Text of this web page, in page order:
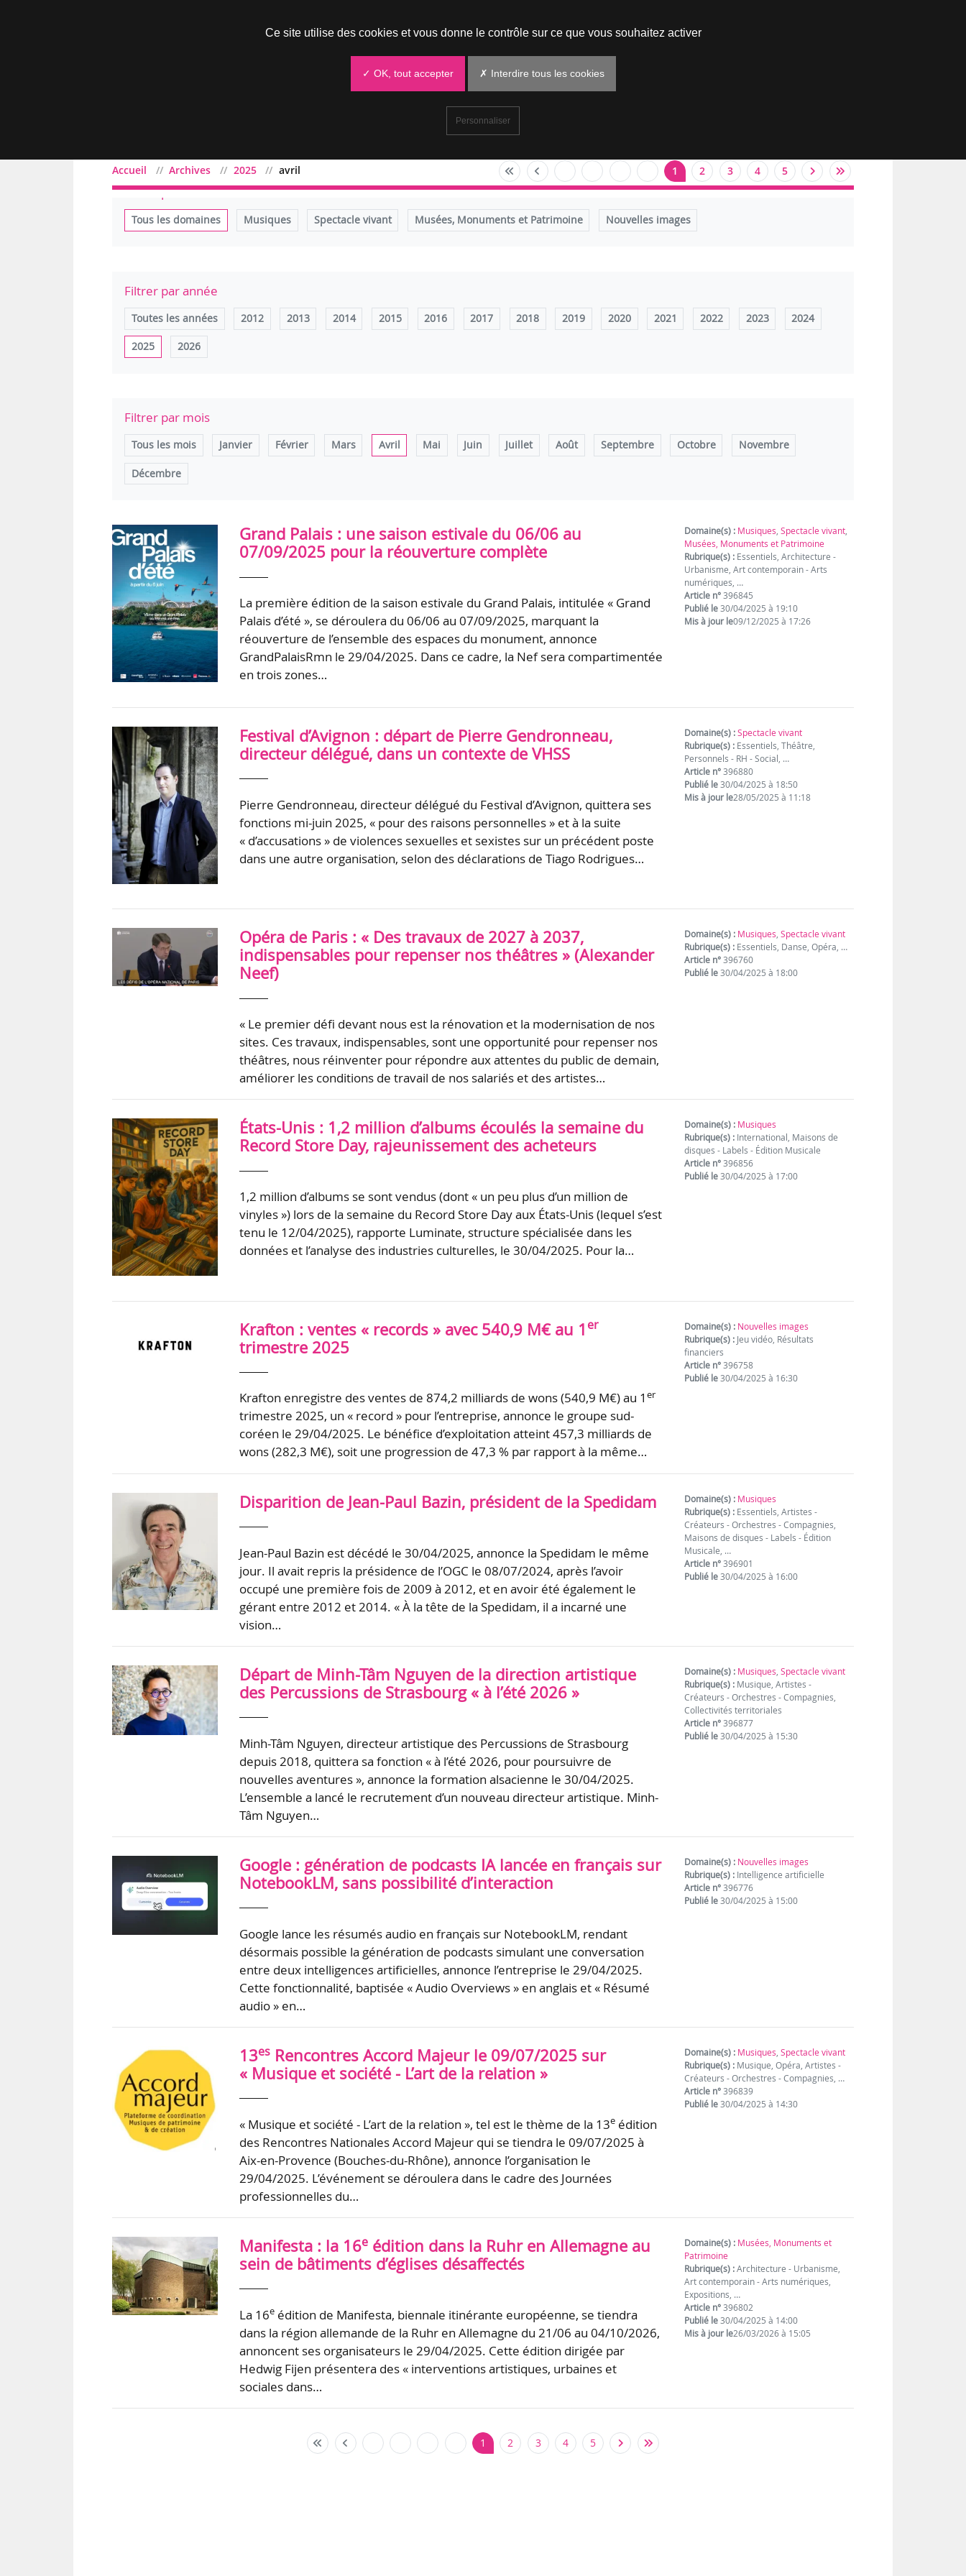
Accueil Archives 2025 avril 1 2 3 4 5
Filtrer par domaine
Tous les domaines Musiques Spectacle vivant Musées, Monuments et Patrimoine Nouvelles images
Filtrer par année
Toutes les années 2012 2013 2014 2015 2016 2017 2018 2019 2020 2021 2022 2023 2024
2025 2026
Filtrer par mois
Tous les mois Janvier Février Mars Avril Mai Juin Juillet Août Septembre Octobre Novembre
Décembre
Grand Palais : une saison estivale du 06/06 au
07/09/2025 pour la réouverture complète
La première édition de la saison estivale du Grand Palais, intitulée « Grand
Palais d’été », se déroulera du 06/06 au 07/09/2025, marquant la
réouverture de l’ensemble des espaces du monument, annonce
GrandPalaisRmn le 29/04/2025. Dans ce cadre, la Nef sera compartimentée
en trois zones…
Domaine(s) : Musiques,Spectacle vivant,
Musées, Monuments et Patrimoine
Rubrique(s) : Essentiels, Architecture -
Urbanisme, Art contemporain - Arts
numériques, …
Article n°396845
Publié le30/04/2025 à 19:10
Mis à jour le09/12/2025 à 17:26
Festival d’Avignon : départ de Pierre Gendronneau,
directeur délégué, dans un contexte de VHSS
Pierre Gendronneau, directeur délégué du Festival d’Avignon, quittera ses
fonctions mi-juin 2025, « pour des raisons personnelles » et à la suite
« d’accusations » de violences sexuelles et sexistes sur un précédent poste
dans une autre organisation, selon des déclarations de Tiago Rodrigues…
Domaine(s) : Spectacle vivant
Rubrique(s) : Essentiels, Théâtre,
Personnels - RH - Social, …
Article n°396880
Publié le30/04/2025 à 18:50
Mis à jour le28/05/2025 à 11:18
Opéra de Paris : « Des travaux de 2027 à 2037,
indispensables pour repenser nos théâtres » (Alexander
Neef)
« Le premier défi devant nous est la rénovation et la modernisation de nos
sites. Ces travaux, indispensables, sont une opportunité pour repenser nos
théâtres, nous réinventer pour répondre aux attentes du public de demain,
améliorer les conditions de travail de nos salariés et des artistes…
Domaine(s) : Musiques,Spectacle vivant
Rubrique(s) : Essentiels, Danse, Opéra, …
Article n°396760
Publié le30/04/2025 à 18:00
États-Unis : 1,2 million d’albums écoulés la semaine du
Record Store Day, rajeunissement des acheteurs
1,2 million d’albums se sont vendus (dont « un peu plus d’un million de
vinyles ») lors de la semaine du Record Store Day aux États-Unis (lequel s’est
tenu le 12/04/2025), rapporte Luminate, structure spécialisée dans les
données et l’analyse des industries culturelles, le 30/04/2025. Pour la…
Domaine(s) : Musiques
Rubrique(s) : International, Maisons de
disques - Labels - Édition Musicale
Article n°396856
Publié le30/04/2025 à 17:00
Krafton : ventes « records » avec 540,9 M€ au 1 er
trimestre 2025
Krafton enregistre des ventes de 874,2 milliards de wons (540,9 M€) au 1er
trimestre 2025, un « record » pour l’entreprise, annonce le groupe sud-
coréen le 29/04/2025. Le bénéfice d’exploitation atteint 457,3 milliards de
wons (282,3 M€), soit une progression de 47,3 % par rapport à la même…
Domaine(s) : Nouvelles images
Rubrique(s) : Jeu vidéo, Résultats
financiers
Article n°396758
Publié le30/04/2025 à 16:30
Disparition de Jean-Paul Bazin, président de la Spedidam
Jean-Paul Bazin est décédé le 30/04/2025, annonce la Spedidam le même
jour. Il avait repris la présidence de l’OGC le 08/07/2024, après l’avoir
occupé une première fois de 2009 à 2012, et en avoir été également le
gérant entre 2012 et 2014. « À la tête de la Spedidam, il a incarné une
vision…
Domaine(s) : Musiques
Rubrique(s) : Essentiels, Artistes -
Créateurs - Orchestres - Compagnies,
Maisons de disques - Labels - Édition
Musicale, …
Article n°396901
Publié le30/04/2025 à 16:00
Départ de Minh-Tâm Nguyen de la direction artistique
des Percussions de Strasbourg « à l’été 2026 »
Minh-Tâm Nguyen, directeur artistique des Percussions de Strasbourg
depuis 2018, quittera sa fonction « à l’été 2026, pour poursuivre de
nouvelles aventures », annonce la formation alsacienne le 30/04/2025.
L’ensemble a lancé le recrutement d’un nouveau directeur artistique. Minh-
Tâm Nguyen…
Domaine(s) : Musiques,Spectacle vivant
Rubrique(s) : Musique, Artistes -
Créateurs - Orchestres - Compagnies,
Collectivités territoriales
Article n°396877
Publié le30/04/2025 à 15:30
Google : génération de podcasts IA lancée en français sur
NotebookLM, sans possibilité d’interaction
Google lance les résumés audio en français sur NotebookLM, rendant
désormais possible la génération de podcasts simulant une conversation
entre deux intelligences artificielles, annonce l’entreprise le 29/04/2025.
Cette fonctionnalité, baptisée « Audio Overviews » en anglais et « Résumé
audio » en…
Domaine(s) : Nouvelles images
Rubrique(s) : Intelligence artificielle
Article n°396776
Publié le30/04/2025 à 15:00
13es Rencontres Accord Majeur le 09/07/2025 sur
« Musique et société - L’art de la relation »
« Musique et société - L’art de la relation », tel est le thème de la 13e édition
des Rencontres Nationales Accord Majeur qui se tiendra le 09/07/2025 à
Aix-en-Provence (Bouches-du-Rhône), annonce l’organisation le
29/04/2025. L’événement se déroulera dans le cadre des Journées
professionnelles du…
Domaine(s) : Musiques,Spectacle vivant
Rubrique(s) : Musique, Opéra, Artistes -
Créateurs - Orchestres - Compagnies, …
Article n°396839
Publié le30/04/2025 à 14:30
Manifesta : la 16e édition dans la Ruhr en Allemagne au
sein de bâtiments d’églises désaffectés
La 16e édition de Manifesta, biennale itinérante européenne, se tiendra
dans la région allemande de la Ruhr en Allemagne du 21/06 au 04/10/2026,
annoncent ses organisateurs le 29/04/2025. Cette édition dirigée par
Hedwig Fijen présentera des « interventions artistiques, urbaines et
sociales dans…
Domaine(s) : Musées, Monuments et
Patrimoine
Rubrique(s) :Architecture - Urbanisme,
Art contemporain - Arts numériques,
Expositions, …
Article n°396802
Publié le30/04/2025 à 14:00
Mis à jour le26/03/2026 à 15:05
1 2 3 4 5
Ce site utilise des cookies et vous donne le contrôle sur ce que vous souhaitez activer
✓ OK, tout accepter ✗ Interdire tous les cookies
Personnaliser